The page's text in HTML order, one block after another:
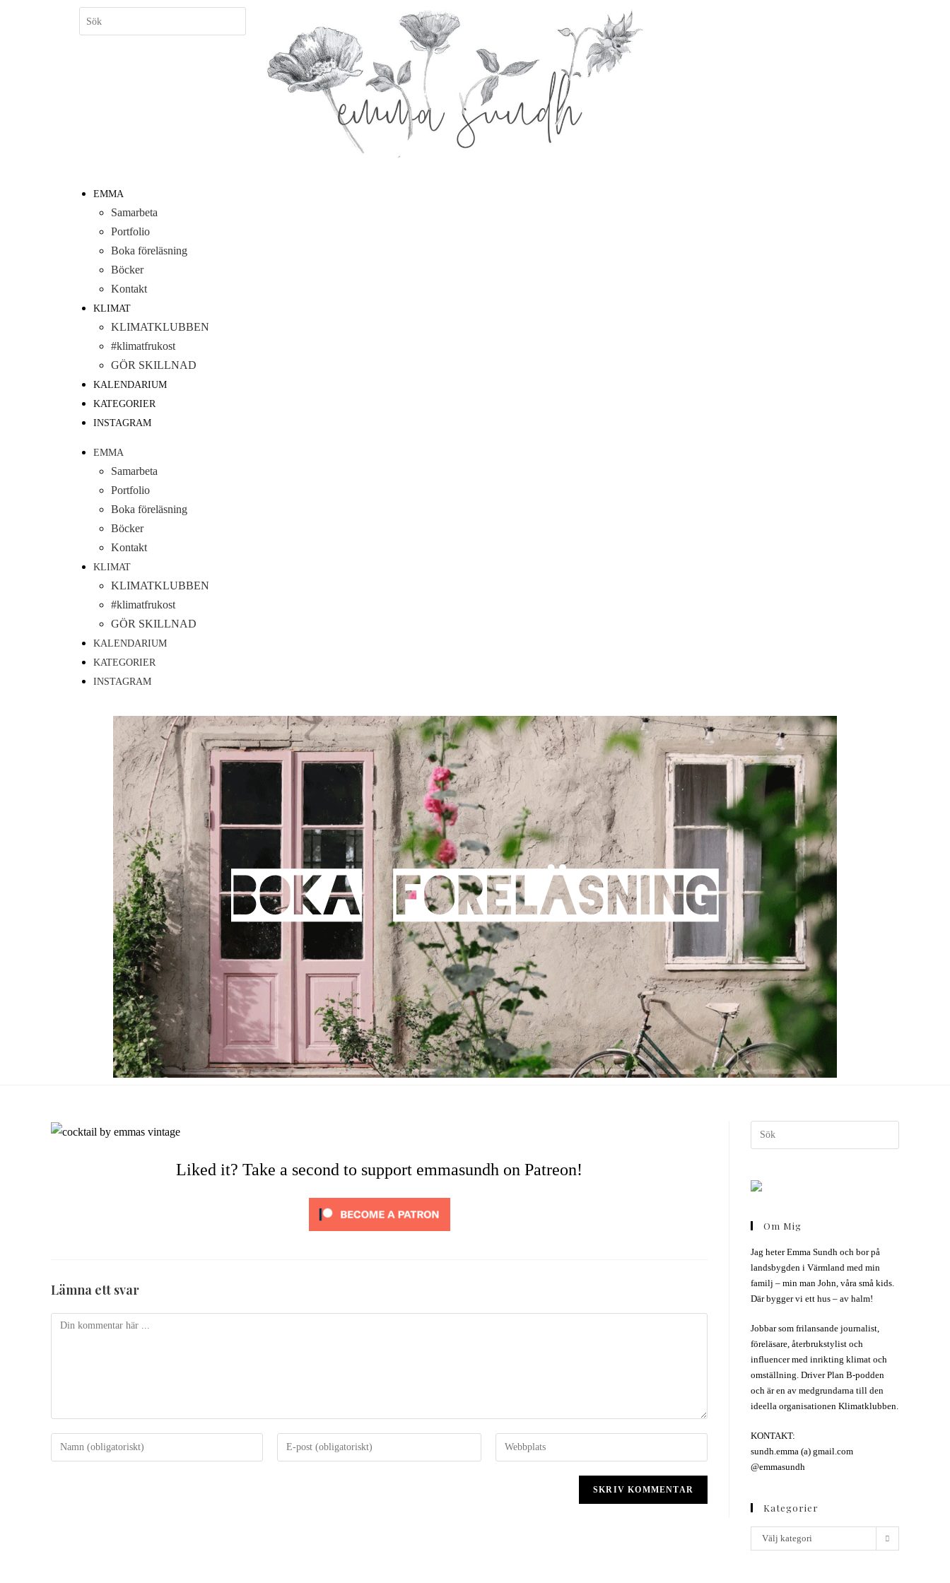
EMMA
Samarbeta
Portfolio
Boka föreläsning
Böcker
Kontakt
KLIMAT
KLIMATKLUBBEN
#klimatfrukost
GÖR SKILLNAD
KALENDARIUM
KATEGORIER
INSTAGRAM
EMMA
Samarbeta
Portfolio
Boka föreläsning
Böcker
Kontakt
KLIMAT
KLIMATKLUBBEN
#klimatfrukost
GÖR SKILLNAD
KALENDARIUM
KATEGORIER
INSTAGRAM
Liked it? Take a second to support emmasundh on Patreon!
Lämna ett svar
Om Mig
Jag heter Emma Sundh och bor på
landsbygden i Värmland med min
familj – min man John, våra små kids.
Där bygger vi ett hus – av halm!
Jobbar som frilansande journalist,
föreläsare, återbrukstylist och
influencer med inrikting klimat och
omställning. Driver Plan B-podden
och är en av medgrundarna till den
ideella organisationen Klimatklubben.
KONTAKT:
sundh.emma (a) gmail.com
@emmasundh
Kategorier
Välj kategori